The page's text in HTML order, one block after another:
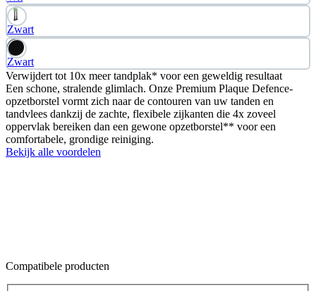
Zwart
Zwart
Verwijdert tot 10x meer tandplak* voor een geweldig resultaat
Een schone, stralende glimlach. Onze Premium Plaque Defence-
opzetborstel vormt zich naar de contouren van uw tanden en
tandvlees dankzij de zachte, flexibele zijkanten die 4x zoveel
oppervlak bereiken dan een gewone opzetborstel** voor een
comfortabele, grondige reiniging.
Bekijk alle voordelen
Compatibele producten